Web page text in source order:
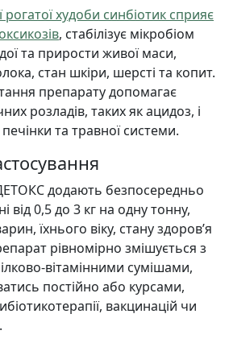
рогатої худоби синбіотик сприяє
, стабілізує мікробіом
та прирости живої маси,
стан шкіри, шерсті та копит.
препарату допомагає
розладів, таких як ацидоз, і
та травної системи.
додають безпосередньо
від 0,5 до 3 кг на одну тонну,
їхнього віку, стану здоров’я
рівномірно змішується з
вітамінними сумішами,
постійно або курсами,
вакцинацій чи